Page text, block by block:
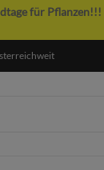
für Pflanzen!!!